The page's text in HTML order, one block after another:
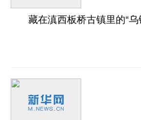
藏在滇西板桥古镇里的“乌